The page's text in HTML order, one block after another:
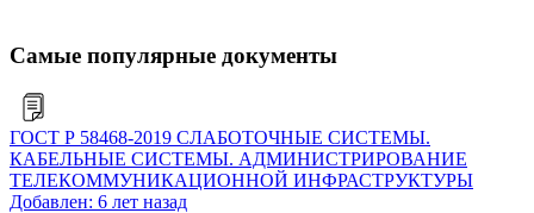
Самые популярные документы
ГОСТ Р 58468-2019 СЛАБОТОЧНЫЕ СИСТЕМЫ.
КАБЕЛЬНЫЕ СИСТЕМЫ. АДМИНИСТРИРОВАНИЕ
ТЕЛЕКОММУНИКАЦИОННОЙ ИНФРАСТРУКТУРЫ
Добавлен: 6 лет назад